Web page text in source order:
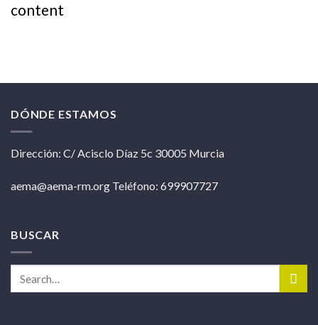
content
DÓNDE ESTAMOS
Dirección: C/ Acisclo Díaz 5c 30005 Murcia
aema@aema-rm.org Teléfono: 699907727
BUSCAR